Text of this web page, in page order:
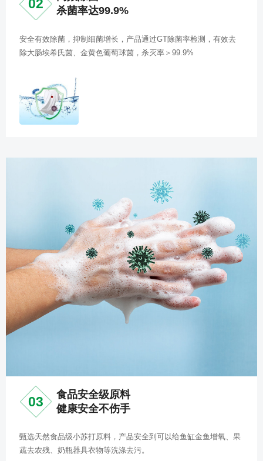
02
杀菌率达99.9%
安全有效除菌，抑制细菌增长，产品通过GT除菌率检测，有效去
除大肠埃希氏菌、金黄色葡萄球菌，杀灭率＞99.9%
03
食品安全级原料
健康安全不伤手
甄选天然食品级小苏打原料，产品安全到可以给鱼缸金鱼增氧、果
蔬去农残、奶瓶器具衣物等洗涤去污。